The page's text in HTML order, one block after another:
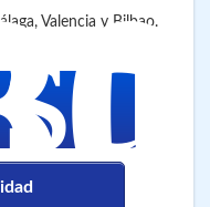
Valencia y Bilbao.